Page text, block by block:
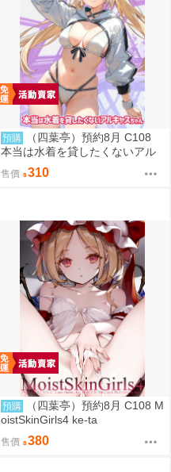
預購
（四葉亭）預約8月 C108
本当は水着を貸したくないアル
キャスちゃん いのうえとみい
售價 310
預購
（四葉亭）預約8月 C108 M
oistSkinGirls4 ke-ta
售價 380